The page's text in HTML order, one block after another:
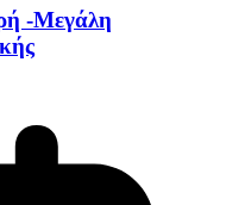
-Μεγάλη